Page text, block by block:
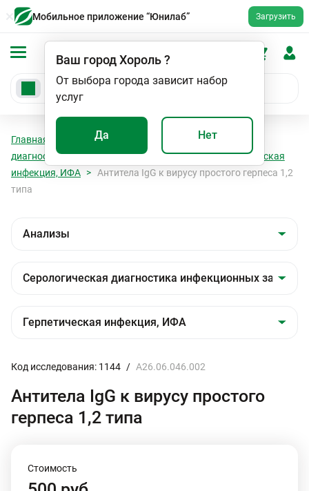
Мобильное приложение “Юнилаб” Загрузить
Ваш городХороль?
От выбора города зависит набор
услуг
Да Нет
Главная Анализы
Серологическая
диагностика инфекционных заболеваний
Герпетическая
инфекция, ИФА
Антитела IgG к вирусу простого герпеса 1,2
типа
Код исследования: 1144 / A26.06.046.002
Антитела IgG к вирусу простого
герпеса 1,2 типа
Стоимость